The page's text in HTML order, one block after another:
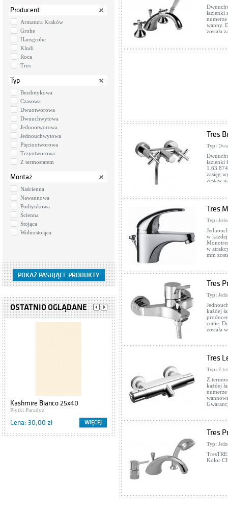
Producent
Armatura Kraków
Grohe
Hansgrohe
Kludi
Roca
Tres
Typ
Bezdotykowa
Czasowa
Dwuotworowa
Dwuuchwytowa
Jednootworowa
Jednouchwytowa
Pięciootworowa
Trzyotworowa
Z termostatem
Montaż
Naścienna
Nawannowa
Podtynkowa
Ścienna
Stojąca
Wolnostojąca
OSTATNIO OGLĄDANE
Kashmire Bianco 25x40
Płytki Paradyż
Cena: 30,00 zł WIĘCEJ
łazienki
wanny.
została
Tres
Typ:
łazienki
zasięg
zestaw
Tres
Typ:
w
w
mm
Tres
Typ:
każdej
cenie.
została
Tres
Typ: Z
Z
każdej
Tres
Typ:
Kolor